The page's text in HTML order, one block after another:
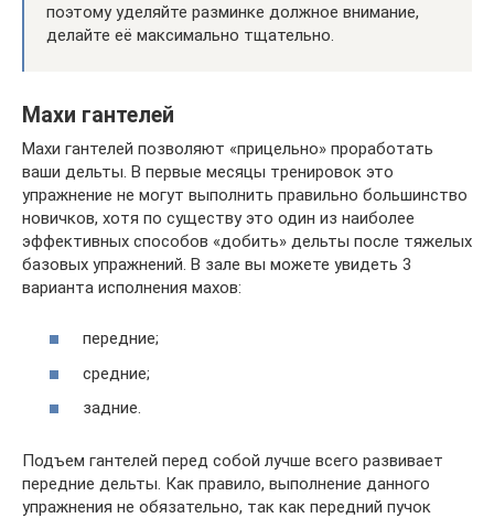
поэтому уделяйте разминке должное внимание,
делайте её максимально тщательно.
Махи гантелей
Махи гантелей позволяют «прицельно» проработать
ваши дельты. В первые месяцы тренировок это
упражнение не могут выполнить правильно большинство
новичков, хотя по существу это один из наиболее
эффективных способов «добить» дельты после тяжелых
базовых упражнений. В зале вы можете увидеть 3
варианта исполнения махов:
передние;
средние;
задние.
Подъем гантелей перед собой лучше всего развивает
передние дельты. Как правило, выполнение данного
упражнения не обязательно, так как передний пучок